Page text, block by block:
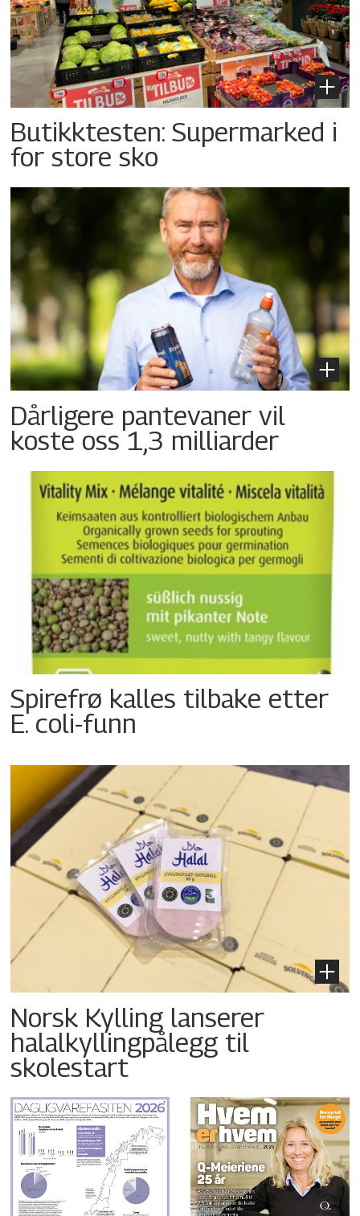
Butikktesten: Supermarked i
for store sko
Dårligere pantevaner vil
koste oss 1,3 milliarder
Spirefrø kalles tilbake etter
E. coli-funn
Norsk Kylling lanserer
halalkyllingpålegg til
skolestart